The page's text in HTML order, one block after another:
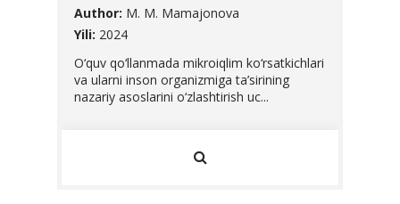
Author: M. M. Mamajonova
Yili: 2024
O‘quv qo‘llanmada mikroiqlim ko‘rsatkichlari
va ularni inson organizmiga ta’sirining
nazariy asoslarini o‘zlashtirish uc...